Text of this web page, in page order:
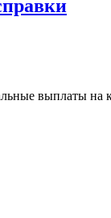
выплаты на